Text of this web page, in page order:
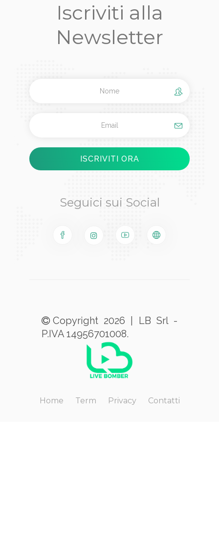
Iscriviti alla
Newsletter
Seguici sui Social
Copyright 2026 | LB Srl -
P.IVA 14956701008.
Home Term Privacy Contatti